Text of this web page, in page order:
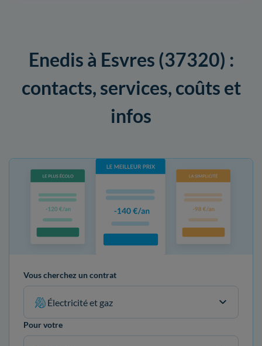
Enedis à Esvres (37320) :
contacts, services, coûts et
infos
Vous cherchez un contrat
Électricité et gaz
Pour votre